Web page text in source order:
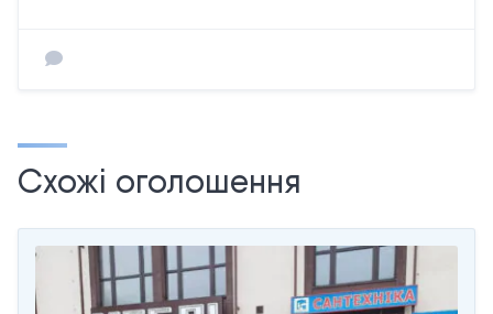
Схожі оголошення